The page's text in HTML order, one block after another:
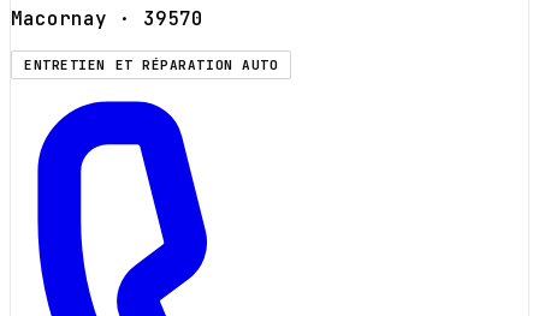
Macornay · 39570
ENTRETIEN ET RÉPARATION AUTO